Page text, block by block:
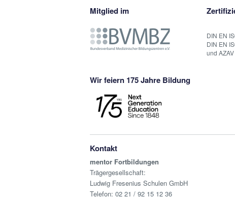
Mitglied im
DIN EN
DIN EN
und AZAV
Wir feiern 175 Jahre Bildung
Kontakt
mentor Fortbildungen
Trägergesellschaft:
Ludwig Fresenius Schulen GmbH
Telefon: 02 21 / 92 15 12 36